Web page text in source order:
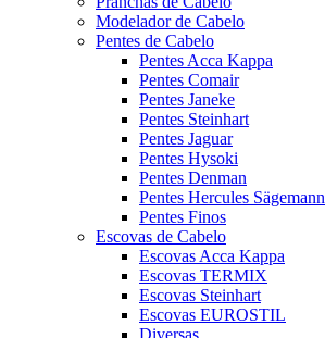
Modelador de Cabelo
Pentes de Cabelo
Pentes Acca Kappa
Pentes Comair
Pentes Janeke
Pentes Steinhart
Pentes Jaguar
Pentes Hysoki
Pentes Denman
Pentes Hercules Sägemann
Pentes Finos
Escovas de Cabelo
Escovas Acca Kappa
Escovas TERMIX
Escovas Steinhart
Escovas EUROSTIL
Diversas